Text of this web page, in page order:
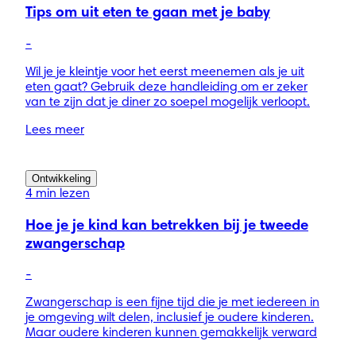
Tips om uit eten te gaan met je baby
-
Wil je je kleintje voor het eerst meenemen als je uit
eten gaat? Gebruik deze handleiding om er zeker
van te zijn dat je diner zo soepel mogelijk verloopt.
Lees meer
Ontwikkeling
4 min lezen
Hoe je je kind kan betrekken bij je tweede
zwangerschap
-
Zwangerschap is een fijne tijd die je met iedereen in
je omgeving wilt delen, inclusief je oudere kinderen.
Maar oudere kinderen kunnen gemakkelijk verward